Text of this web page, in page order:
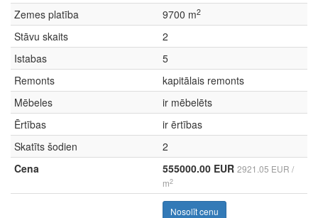
Zemes platība 9700 m2
Stāvu skaits
2
Istabas
5
Remonts
kapitālais remonts
Mēbeles
ir mēbelēts
Ērtības
ir ērtības
Skatīts šodien
2
Cena
555000.00 EUR 2921.05 EUR /
m2
Nosolīt cenu